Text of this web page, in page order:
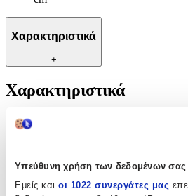
Υπεύθυνη χρήση των δεδομένων σας
Εμείς και οι 1022 συνεργάτες μας
Χαρακτηριστικά
+
Χαρακτηριστικά
Κατασκευαστής
Sprayground
Βασικά Χαρακτηριστικά